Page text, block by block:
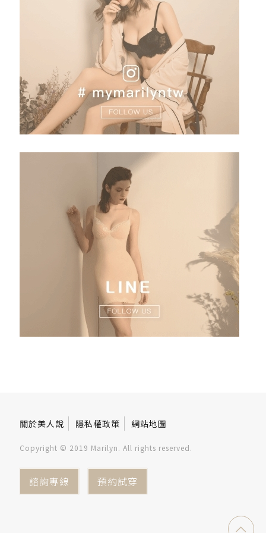
關於美人說 隱私權政策 網站地圖
Copyright © 2019 Marilyn. All rights reserved.
諮詢專線 預約試穿